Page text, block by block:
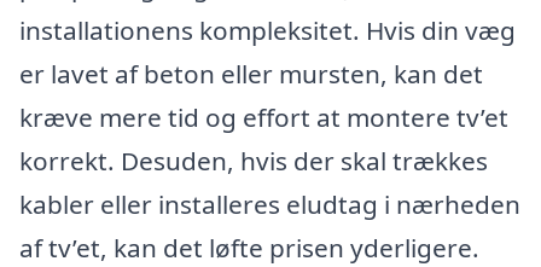
installationens kompleksitet. Hvis din væg
er lavet af beton eller mursten, kan det
kræve mere tid og effort at montere tv’et
korrekt. Desuden, hvis der skal trækkes
kabler eller installeres eludtag i nærheden
af tv’et, kan det løfte prisen yderligere.